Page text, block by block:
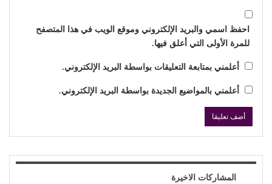
احفظ اسمي والبريد الإلكتروني وموقع الويب في هذا المتصفح
للمرة الأولى التي أعلق فيها.
أعلمني بمتابعة التعليقات بواسطة البريد الإلكتروني.
أعلمني بالمواضيع الجديدة بواسطة البريد الإلكتروني.
المشاركات الاخيرة